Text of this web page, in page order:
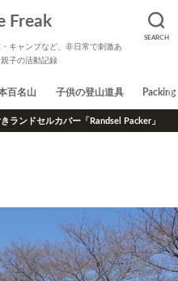
SEARCH
Freak
キャンプなど、非日常で刺激あ
子の活動記録
百名山 子供の登山道具 Packing
ランドセルカバー「Randsel Packer」